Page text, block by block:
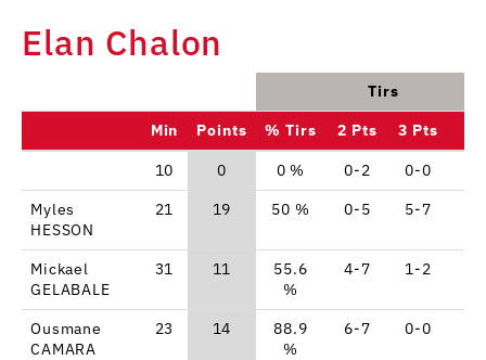
Elan Chalon
Tirs
Min
Points % Tirs 2 Pts 3 Pts
10 0 0 % 0-2 0-0
Myles
HESSON
21 19 50 % 0-5 5-7
Mickael
GELABALE
31 11
55.6
%
4-7 1-2
Ousmane
CAMARA
23 14
88.9
%
6-7 0-0